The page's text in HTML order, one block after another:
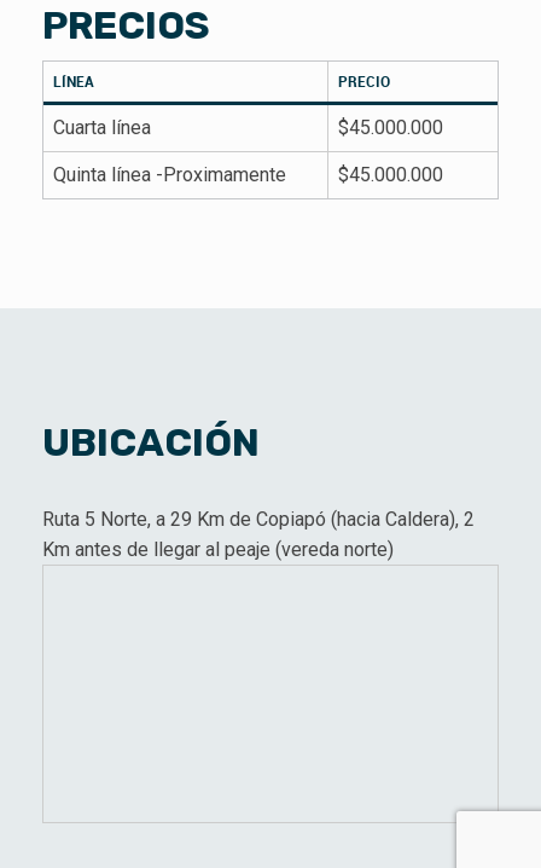
PRECIOS
LÍNEA PRECIO
Cuarta línea $45.000.000
Quinta línea -Proximamente $45.000.000
UBICACIÓN
Ruta 5 Norte, a 29 Km de Copiapó (hacia Caldera), 2
Km antes de llegar al peaje (vereda norte)